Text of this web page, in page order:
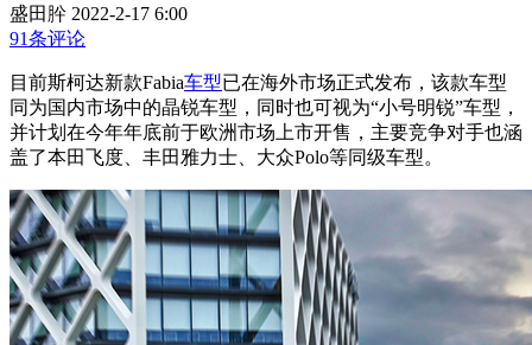
盛田肸 2022-2-17 6:00
91条评论
目前斯柯达新款Fabia车型已在海外市场正式发布，该款车型
同为国内市场中的晶锐车型，同时也可视为“小号明锐”车型，
并计划在今年年底前于欧洲市场上市开售，主要竞争对手也涵
盖了本田飞度、丰田雅力士、大众Polo等同级车型。